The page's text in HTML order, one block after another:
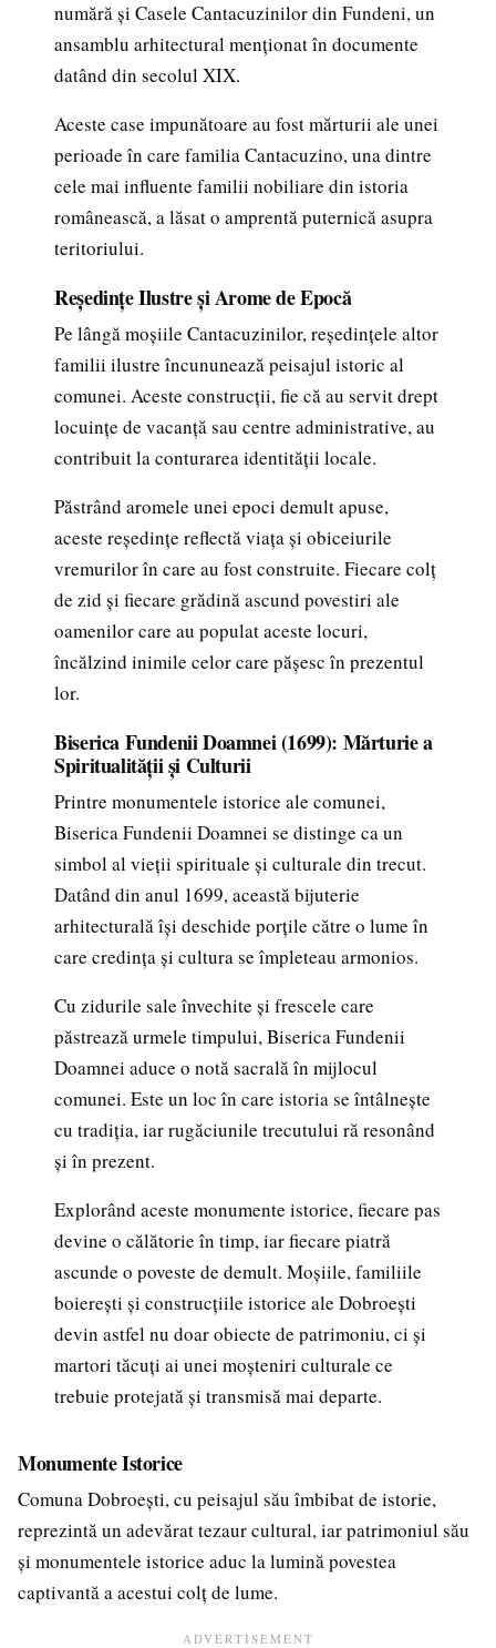
numără și Casele Cantacuzinilor din Fundeni, un
ansamblu arhitectural menționat în documente
datând din secolul XIX.
Aceste case impunătoare au fost mărturii ale unei
perioade în care familia Cantacuzino, una dintre
cele mai influente familii nobiliare din istoria
românească, a lăsat o amprentă puternică asupra
teritoriului.
Reședințe Ilustre și Arome de Epocă
Pe lângă moșiile Cantacuzinilor, reședințele altor
familii ilustre încununează peisajul istoric al
comunei. Aceste construcții, fie că au servit drept
locuințe de vacanță sau centre administrative, au
contribuit la conturarea identității locale.
Păstrând aromele unei epoci demult apuse,
aceste reședințe reflectă viața și obiceiurile
vremurilor în care au fost construite. Fiecare colț
de zid și fiecare grădină ascund povestiri ale
oamenilor care au populat aceste locuri,
încălzind inimile celor care pășesc în prezentul
lor.
Biserica Fundenii Doamnei (1699): Mărturie a
Spiritualității și Culturii
Printre monumentele istorice ale comunei,
Biserica Fundenii Doamnei se distinge ca un
simbol al vieții spirituale și culturale din trecut.
Datând din anul 1699, această bijuterie
arhitecturală își deschide porțile către o lume în
care credința și cultura se împleteau armonios.
Cu zidurile sale învechite și frescele care
păstrează urmele timpului, Biserica Fundenii
Doamnei aduce o notă sacrală în mijlocul
comunei. Este un loc în care istoria se întâlnește
cu tradiția, iar rugăciunile trecutului ră resonând
și în prezent.
Explorând aceste monumente istorice, fiecare pas
devine o călătorie în timp, iar fiecare piatră
ascunde o poveste de demult. Moșiile, familiile
boierești și construcțiile istorice ale Dobroești
devin astfel nu doar obiecte de patrimoniu, ci și
martori tăcuți ai unei moșteniri culturale ce
trebuie protejată și transmisă mai departe.
Monumente Istorice
Comuna Dobroești, cu peisajul său îmbibat de istorie,
reprezintă un adevărat tezaur cultural, iar patrimoniul său
și monumentele istorice aduc la lumină povestea
captivantă a acestui colț de lume.